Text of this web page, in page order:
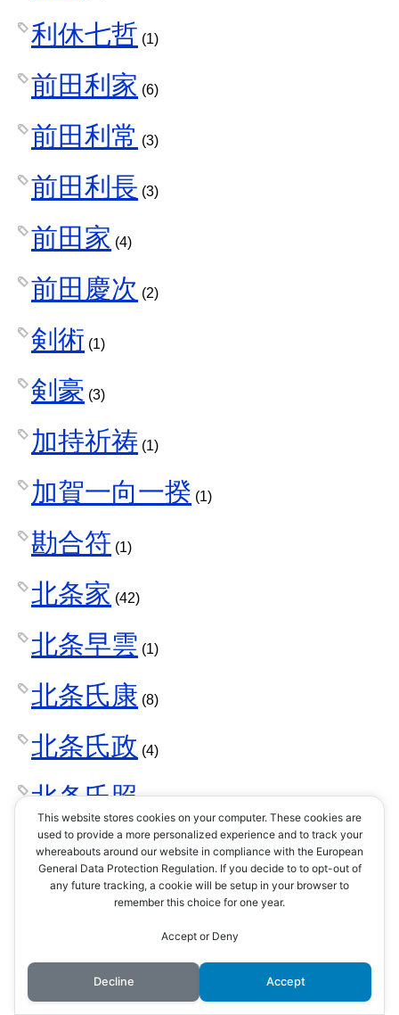
利休七哲 (1)
前田利家 (6)
前田利常 (3)
前田利長 (3)
前田家 (4)
前田慶次 (2)
剣術 (1)
剣豪 (3)
加持祈祷 (1)
加賀一向一揆 (1)
勘合符 (1)
北条家 (42)
北条早雲 (1)
北条氏康 (8)
北条氏政 (4)
北条氏照(3)
北条氏直(2)
北条氏綱(1)
北条氏邦(1)
This website stores cookies on your computer. These cookies are
used to provide a more personalized experience and to track your
whereabouts around our website in compliance with the European
General Data Protection Regulation. If you decide to to opt-out of
any future tracking, a cookie will be setup in your browser to
remember this choice for one year.
Accept or Deny
Decline Accept